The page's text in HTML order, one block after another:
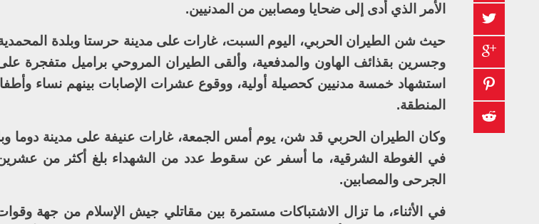
الأمر الذي أدى إلى ضحايا ومصابين من المدنيين.
حيث شن الطيران الحربي، اليوم السبت، غارات على مدينة حرستا وبلدة
وجسرين بقذائف الهاون والمدفعية، وألقى الطيران المروحي براميل متفجرة
استشهاد خمسة مدنيين كحصيلة أولية، ووقوع عشرات الإصابات بينهم نساء
المنطقة.
وكان الطيران الحربي قد شن، يوم أمس الجمعة، غارات عنيفة على مدينة دوما
في الغوطة الشرقية، ما أسفر عن سقوط عدد من الشهداء بلغ أكثر من عشرين
الجرحى والمصابين.
في الأثناء، ما تزال الاشتباكات مستمرة بين مقاتلي جيش الإسلام من جهة وقوات